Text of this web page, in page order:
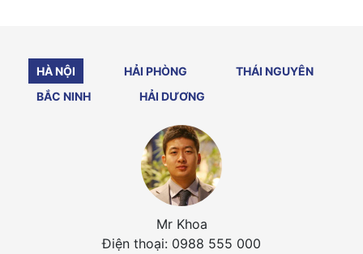
HÀ NỘI HẢI PHÒNG
THÁI NGUYÊN
BẮC NINH
HẢI DƯƠNG
Mr Khoa
Điện thoại: 0988 555 000